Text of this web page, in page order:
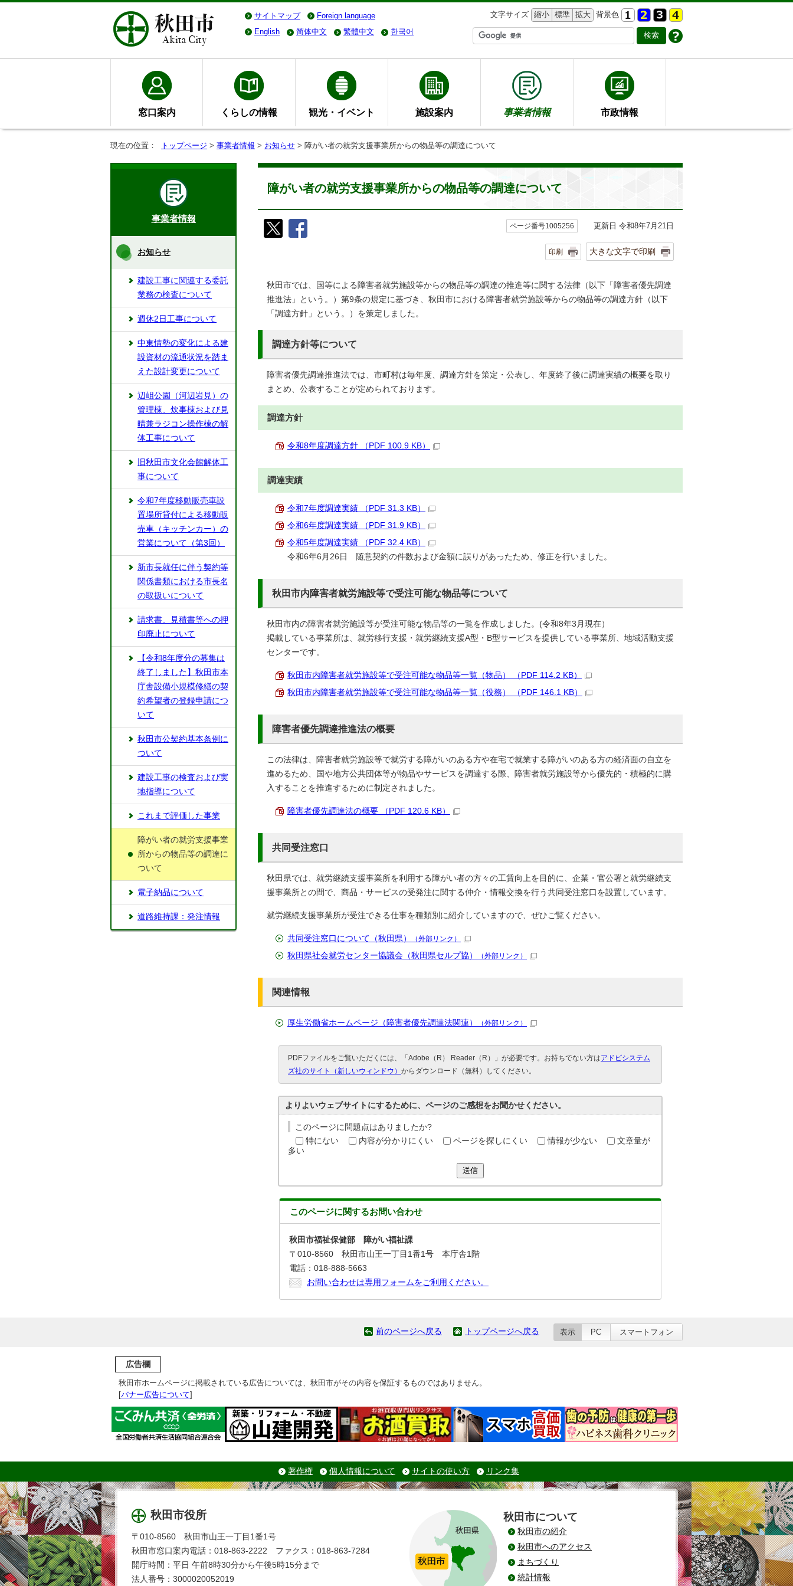
サイトマップ Foreign language 文字サイズ 縮小 標準 拡大 背景色
English
简体中文 繁體中文 한국어
窓口案内 くらしの情報 観光・イベント 施設案内 事業者情報 市政情報
現在の位置： トップページ > 事業者情報 > お知らせ > 障がい者の就労支援事業所からの物品等の調達について
障がい者の就労支援事業所からの物品等の調達について
ページ番号1005256 更新日 令和8年7月21日
印刷 大きな文字で印刷
秋田市では、国等による障害者就労施設等からの物品等の調達の推進等に関する法律（以下「障害者優先調達
推進法」という。）第9条の規定に基づき、秋田市における障害者就労施設等からの物品等の調達方針（以下
「調達方針」という。）を策定しました。
調達方針等について
障害者優先調達推進法では、市町村は毎年度、調達方針を策定・公表し、年度終了後に調達実績の概要を取り
まとめ、公表することが定められております。
調達方針
令和8年度調達方針 （PDF 100.9 KB）
調達実績
令和7年度調達実績 （PDF 31.3 KB）
令和6年度調達実績 （PDF 31.9 KB）
令和5年度調達実績 （PDF 32.4 KB）
令和6年6月26日 随意契約の件数および金額に誤りがあったため、修正を行いました。
秋田市内障害者就労施設等で受注可能な物品等について
秋田市内の障害者就労施設等が受注可能な物品等の一覧を作成しました。(令和8年3月現在）
掲載している事業所は、就労移行支援・就労継続支援A型・B型サービスを提供している事業所、地域活動支援
センターです。
秋田市内障害者就労施設等で受注可能な物品等一覧（物品） （PDF 114.2 KB）
秋田市内障害者就労施設等で受注可能な物品等一覧（役務） （PDF 146.1 KB）
障害者優先調達推進法の概要
この法律は、障害者就労施設等で就労する障がいのある方や在宅で就業する障がいのある方の経済面の自立を
進めるため、国や地方公共団体等が物品やサービスを調達する際、障害者就労施設等から優先的・積極的に購
入することを推進するために制定されました。
障害者優先調達法の概要 （PDF 120.6 KB）
共同受注窓口
秋田県では、就労継続支援事業所を利用する障がい者の方々の工賃向上を目的に、企業・官公署と就労継続支
援事業所との間で、商品・サービスの受発注に関する仲介・情報交換を行う共同受注窓口を設置しています。
就労継続支援事業所が受注できる仕事を種類別に紹介していますので、ぜひご覧ください。
共同受注窓口について（秋田県） （外部リンク）
秋田県社会就労センター協議会（秋田県セルプ協） （外部リンク）
関連情報
厚生労働省ホームページ（障害者優先調達法関連） （外部リンク）
PDFファイルをご覧いただくには、「Adobe（R） Reader（R）」が必要です。お持ちでない方はアドビシステム
ズ社のサイト（新しいウィンドウ） からダウンロード（無料）してください。
よりよいウェブサイトにするために、ページのご感想をお聞かせください。
このページに問題点はありましたか?
特にない
内容が分かりにくい ページを探しにくい 情報が少ない
文章量が
多い
送信
このページに関するお問い合わせ
秋田市福祉保健部 障がい福祉課
〒010-8560 秋田市山王一丁目1番1号 本庁舎1階
電話：018-888-5663
お問い合わせは専用フォームをご利用ください。
事業者情報
お知らせ
建設工事に関連する委託
業務の検査について
週休2日工事について
中東情勢の変化による建
設資材の流通状況を踏ま
えた設計変更について
辺岨公園（河辺岩見）の
管理棟、炊事棟および見
晴兼ラジコン操作棟の解
体工事について
旧秋田市文化会館解体工
事について
令和7年度移動販売車設
置場所貸付による移動販
売車（キッチンカー）の
営業について（第3回）
新市長就任に伴う契約等
関係書類における市長名
の取扱いについて
請求書、見積書等への押
印廃止について
【令和8年度分の募集は
終了しました】秋田市本
庁舎設備小規模修繕の契
約希望者の登録申請につ
いて
秋田市公契約基本条例に
ついて
建設工事の検査および実
地指導について
これまで評価した事業
障がい者の就労支援事業
所からの物品等の調達に
ついて
電子納品について
道路維持課：発注情報
前のページへ戻る トップページへ戻る 表示 PC スマートフォン
広告欄
秋田市ホームページに掲載されている広告については、秋田市がその内容を保証するものではありません。
[バナー広告について]
著作権 個人情報について サイトの使い方 リンク集
秋田市役所
〒010-8560 秋田市山王一丁目1番1号
秋田市窓口案内電話：018-863-2222 ファクス：018-863-7284
開庁時間：平日 午前8時30分から午後5時15分まで
法人番号：3000020052019
秋田市について
秋田市の紹介
秋田市へのアクセス
まちづくり
統計情報